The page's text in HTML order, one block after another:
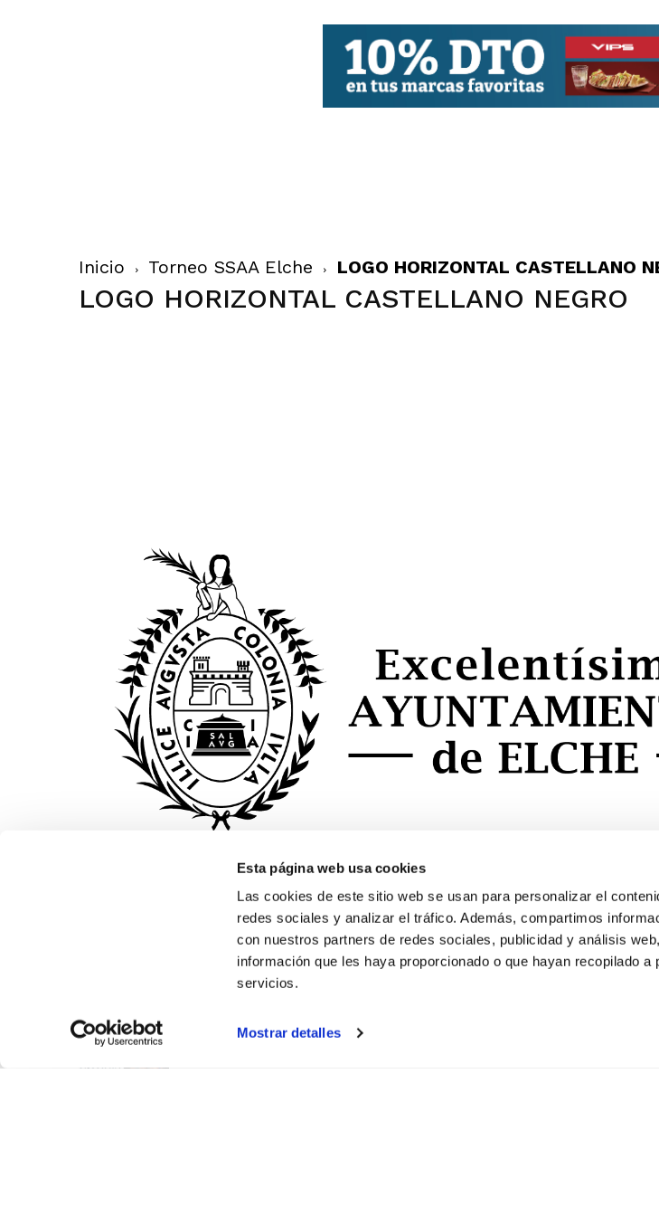
Esta página web usa cookies
Las cookies de este sitio web se usan para personalizar el
redes sociales y analizar el tráfico. Además, compartimos
con nuestros partners de redes sociales, publicidad y análisis
información que les haya proporcionado o que hayan recopilado
servicios.
Mostrar detalles
Inicio Torneo SSAA Elche LOGO HORIZONTAL CASTELLANO
LOGO HORIZONTAL CASTELLANO NEGRO